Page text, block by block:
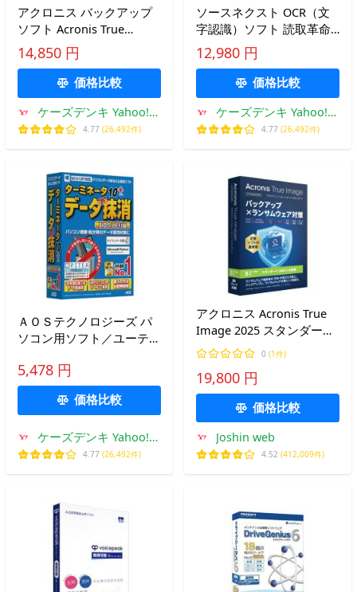
アクロニス バックアップ
ソフト Acronis True
Image 2025 スタンダード
3台
14,850 円
価格比較
ケーズデンキ Yahoo!シ
ョップ
4.77 (26,492件)
ソースネクスト OCR（文
字認識）ソフト 読取革命
Ver.17
12,980 円
価格比較
ケーズデンキ Yahoo!シ
ョップ
4.77 (26,492件)
ＡＯＳテクノロジーズ パ
ソコン用ソフト／ユーティ
10plus データ完全抹消
BIOS/UEFI版
5,478 円
価格比較
ケーズデンキ Yahoo!シ
ョップ
4.77 (26,492件)
アクロニス Acronis True
Image 2025 スタンダード
(5台版) ※パッケージ(メデ
ィアレス)版
ATRUEIMAGE2025STD5PC
返品種別B
0 (1件)
19,800 円
価格比較
Joshin web
4.52 (412,009件)